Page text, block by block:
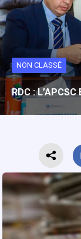
NON CLASSÉ
RDC :